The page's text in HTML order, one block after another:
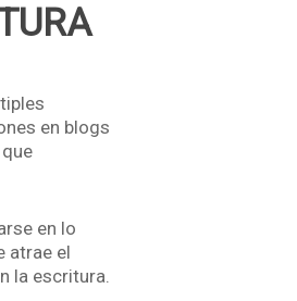
en blogs
en lo
atrae el
la escritura.